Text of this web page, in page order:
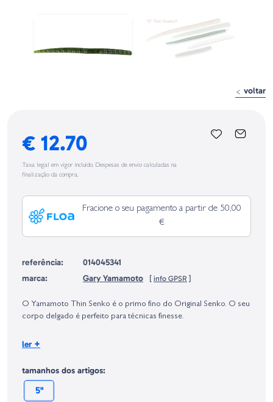
voltar
€ 12.70
Taxa legal em vigor incluído. Despesas de envio calculadas na
finalização da compra.
Fracione o seu pagamento a partir de 50,00
€
referência:
014045341
marca:
Gary Yamamoto [ info GPSR ]
Europeia, dos produtos da marca, conforme requerido no Regulamento
Geral sobre a Segurança dos Produtos (GPSR):
O Yamamoto Thin Senko é o primo fino do Original Senko. O seu
corpo delgado é perfeito para técnicas finesse.
Unidades: 10
ler +
tamanhos dos artigos:
5"